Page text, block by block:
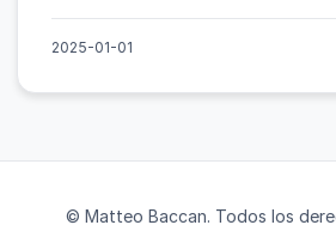
2025-01-01
© Matteo Baccan. Todos los